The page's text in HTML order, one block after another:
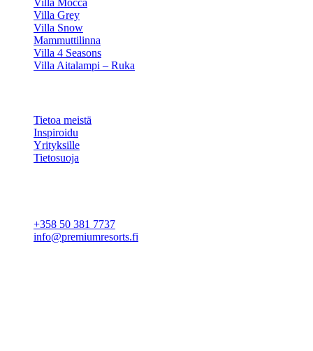
Villa Mocca
Villa Grey
Villa Snow
Mammuttilinna
Villa 4 Seasons
Villa Aitalampi – Ruka
Tietoa meistä
Inspiroidu
Yrityksille
Tietosuoja
+358 50 381 7737
info@premiumresorts.fi